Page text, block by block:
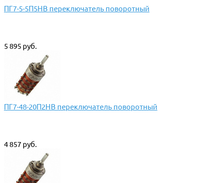
ПГ7-5-5П5НВ переключатель поворотный
5 895 руб.
ПГ7-48-20П2НВ переключатель поворотный
4 857 руб.